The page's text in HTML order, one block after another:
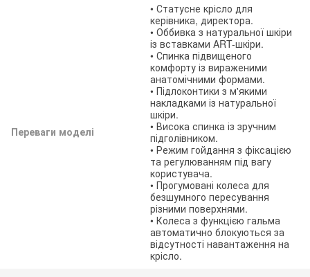
Переваги моделі
• Статусне крісло для
керівника, директора.
• Оббивка з натуральної шкіри
із вставками ART-шкіри.
• Спинка підвищеного
комфорту із вираженими
анатомічними формами.
• Підлоконтики з м'якими
накладками із натуральної
шкіри.
• Висока спинка із зручним
підголівником.
• Режим гойдання з фіксацією
та регулюванням під вагу
користувача.
• Прогумовані колеса для
безшумного пересування
різними поверхнями.
• Колеса з функцією гальма
автоматично блокуються за
відсутності навантаження на
крісло.